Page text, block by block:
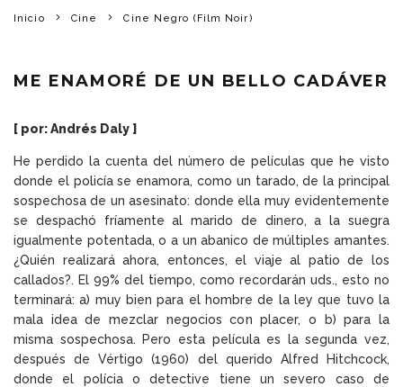
Inicio Cine Cine Negro (Film Noir)
ME ENAMORÉ DE UN BELLO CADÁVER
[ por: Andrés Daly ]
He perdido la cuenta del número de películas que he visto
donde el policía se enamora, como un tarado, de la principal
sospechosa de un asesinato: donde ella muy evidentemente
se despachó fríamente al marido de dinero, a la suegra
igualmente potentada, o a un abanico de múltiples amantes.
¿Quién realizará ahora, entonces, el viaje al patio de los
callados?. El 99% del tiempo, como recordarán uds., esto no
terminará: a) muy bien para el hombre de la ley que tuvo la
mala idea de mezclar negocios con placer, o b) para la
misma sospechosa. Pero esta película es la segunda vez,
después de Vértigo (1960) del querido Alfred Hitchcock,
donde el polícia o detective tiene un severo caso de